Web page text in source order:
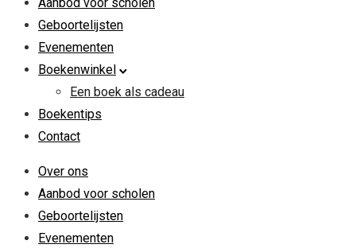
Geboortelijsten
Evenementen
Boekenwinkel
Een boek als cadeau
Boekentips
Contact
Over ons
Aanbod voor scholen
Geboortelijsten
Evenementen